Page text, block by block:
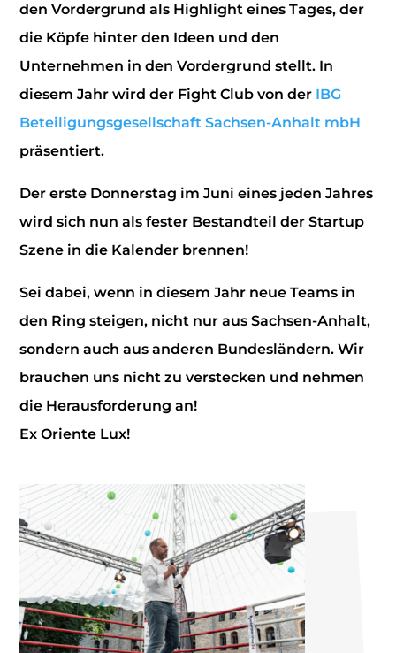
den Vordergrund als Highlight eines Tages, der
die Köpfe hinter den Ideen und den
Unternehmen in den Vordergrund stellt. In
diesem Jahr wird der Fight Club von der IBG
Beteiligungsgesellschaft Sachsen-Anhalt mbH
präsentiert.
Der erste Donnerstag im Juni eines jeden Jahres
wird sich nun als fester Bestandteil der Startup
Szene in die Kalender brennen!
Sei dabei, wenn in diesem Jahr neue Teams in
den Ring steigen, nicht nur aus Sachsen-Anhalt,
sondern auch aus anderen Bundesländern. Wir
brauchen uns nicht zu verstecken und nehmen
die Herausforderung an!
Ex Oriente Lux!